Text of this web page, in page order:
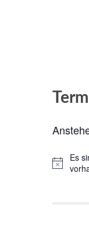
Hinweis
Es